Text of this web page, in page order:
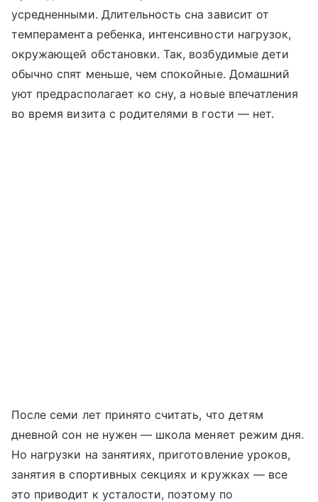
усредненными. Длительность сна зависит от
темперамента ребенка, интенсивности нагрузок,
окружающей обстановки. Так, возбудимые дети
обычно спят меньше, чем спокойные. Домашний
уют предрасполагает ко сну, а новые впечатления
во время визита с родителями в гости — нет.
После семи лет принято считать, что детям
дневной сон не нужен — школа меняет режим дня.
Но нагрузки на занятиях, приготовление уроков,
занятия в спортивных секциях и кружках — все
это приводит к усталости, поэтому по